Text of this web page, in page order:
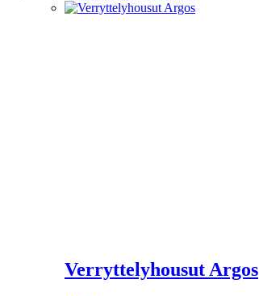
Verryttelyhousut Argos